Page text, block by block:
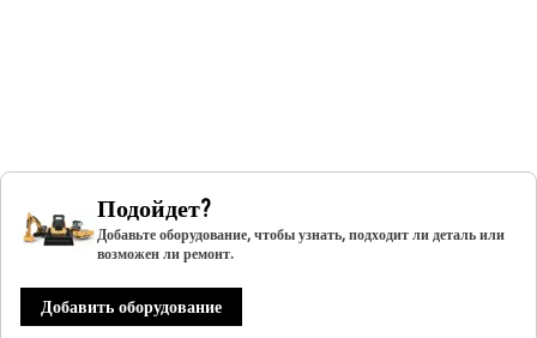
Подойдет?
Добавьте оборудование, чтобы узнать, подходит ли деталь или
возможен ли ремонт.
Добавить оборудование